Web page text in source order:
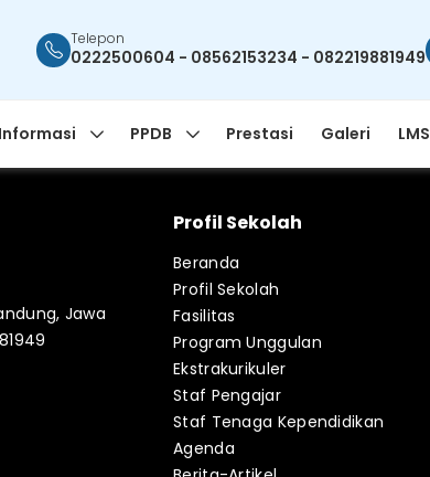
Telepon
0222500604 - 08562153234 - 082219881949
Informasi PPDB Prestasi Galeri LMS
Jawa
Profil Sekolah
Beranda
Profil Sekolah
Fasilitas
Program Unggulan
Ekstrakurikuler
Staf Pengajar
Staf Tenaga Kependidikan
Agenda